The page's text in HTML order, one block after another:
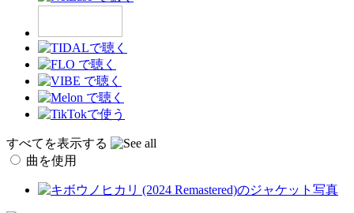
すべてを表示する
曲を使用